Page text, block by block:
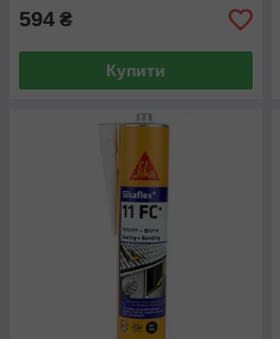
594 ₴
Купити